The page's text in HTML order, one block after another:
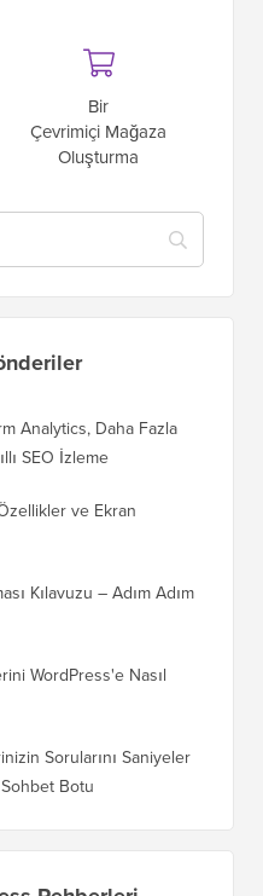
Bir
Çevrimiçi Mağaza
Oluşturma
Analytics, Daha Fazla
SEO İzleme
ve Ekran
Kılavuzu – Adım Adım
WordPress'e Nasıl
Sorularını Saniyeler
Botu